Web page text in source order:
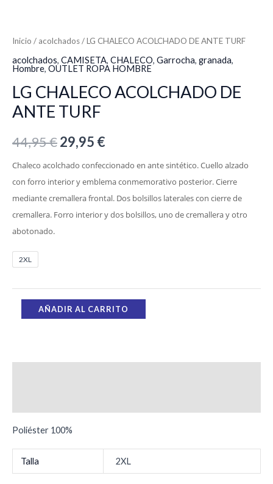
Inicio / acolchados/ LG CHALECO ACOLCHADO DE ANTE TURF
acolchados, CAMISETA, CHALECO, Garrocha, granada,
Hombre, OUTLET ROPA HOMBRE
LG CHALECO ACOLCHADO DE
ANTE TURF
44,95€29,95 €
Chaleco acolchado confeccionado en ante sintético. Cuello alzado
con forro interior y emblema conmemorativo posterior. Cierre
mediante cremallera frontal. Dos bolsillos laterales con cierre de
cremallera. Forro interior y dos bolsillos, uno de cremallera y otro
abotonado.
2XL
AÑADIR AL CARRITO
Poliéster 100%
Talla 2XL